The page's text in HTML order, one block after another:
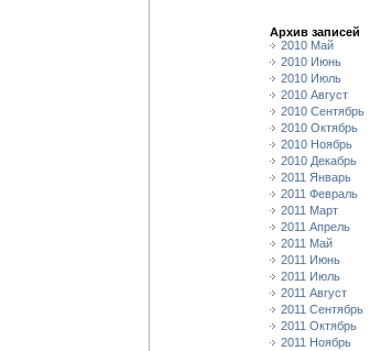
Архив записей
2010 Май
2010 Июнь
2010 Июль
2010 Август
2010 Сентябрь
2010 Октябрь
2010 Ноябрь
2010 Декабрь
2011 Январь
2011 Февраль
2011 Март
2011 Апрель
2011 Май
2011 Июнь
2011 Июль
2011 Август
2011 Сентябрь
2011 Октябрь
2011 Ноябрь